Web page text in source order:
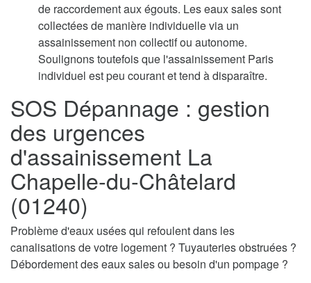
de raccordement aux égouts. Les eaux sales sont
collectées de manière individuelle via un
assainissement non collectif ou autonome.
Soulignons toutefois que l'assainissement Paris
individuel est peu courant et tend à disparaître.
SOS Dépannage : gestion
des urgences
d'assainissement La
Chapelle-du-Châtelard
(01240)
Problème d'eaux usées qui refoulent dans les
canalisations de votre logement ? Tuyauteries obstruées ?
Débordement des eaux sales ou besoin d'un pompage ?